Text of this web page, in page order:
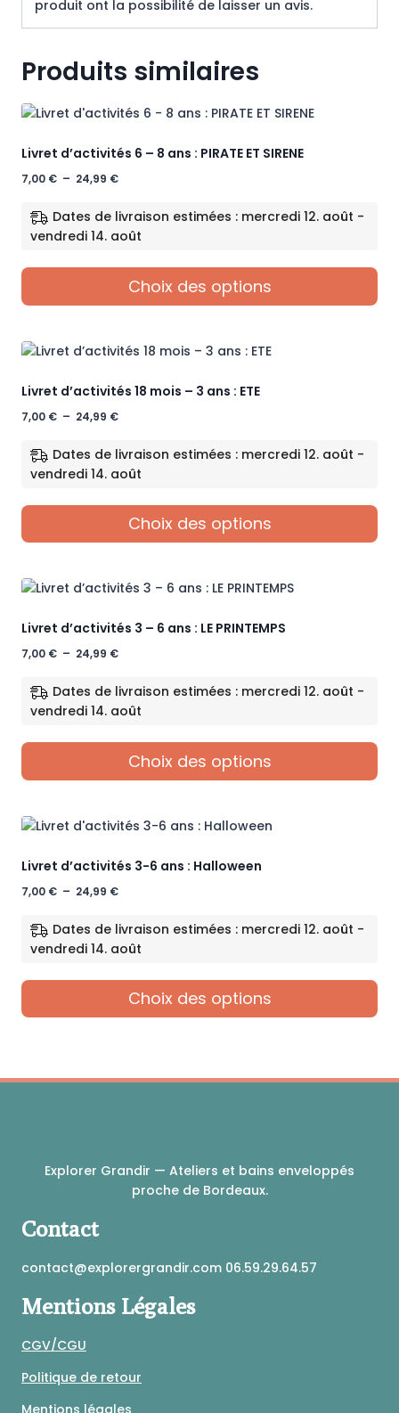
produit ont la possibilité de laisser un avis.
Produits similaires
Livret d’activités 6 – 8 ans : PIRATE ET SIRENE
7,00 € – 24,99 €Plage
prix :
7,00 €
à
Dates de livraison estimées : mercredi 12. août -
vendredi 14. août
Choix des options
a
variations.
Les
peuvent
être
sur
produit
Livret d’activités 18 mois – 3 ans : ETE
7,00 € – 24,99 €Plage
prix :
7,00 €
à
Dates de livraison estimées : mercredi 12. août -
vendredi 14. août
Choix des options
a
variations.
Les
peuvent
être
sur
produit
Livret d’activités 3 – 6 ans : LE PRINTEMPS
7,00 € – 24,99 €Plage
prix :
7,00 €
à
Dates de livraison estimées : mercredi 12. août -
vendredi 14. août
Choix des options
a
variations.
Les
peuvent
être
sur
Livret d’activités 3-6 ans : Halloween
7,00 € – 24,99 €Plage
prix :
7,00 €
à
Dates de livraison estimées : mercredi 12. août -
vendredi 14. août
Choix des options
plusieurs
peuvent
sur
la
page
produit
Explorer Grandir — Ateliers et bains enveloppés
proche de Bordeaux.
Contact
contact@explorergrandir.com 06.59.29.64.57
Mentions Légales
CGV/CGU
Politique de retour
Mentions légales